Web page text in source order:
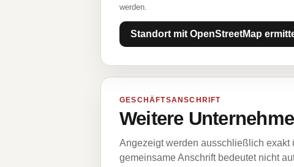
werden.
Standort mit OpenStreetMap
GESCHÄFTSANSCHRIFT
Weitere
Angezeigt werden ausschließlich exakt
gemeinsame Anschrift bedeutet nicht